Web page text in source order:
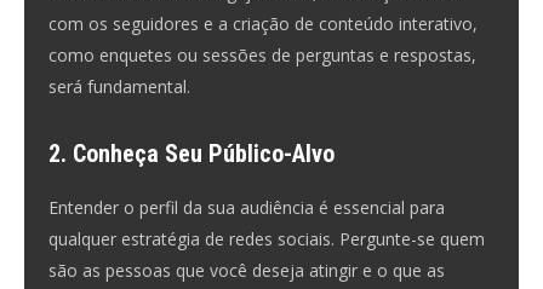
com os seguidores e a criação de conteúdo interativo,
como enquetes ou sessões de perguntas e respostas,
será fundamental.
2. Conheça Seu Público-Alvo
Entender o perfil da sua audiência é essencial para
qualquer estratégia de redes sociais. Pergunte-se quem
são as pessoas que você deseja atingir e o que as